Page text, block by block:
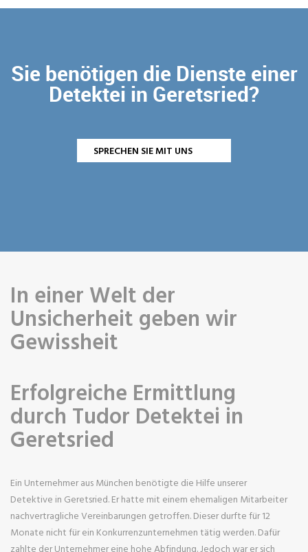
Sie benötigen die Dienste einer
Detektei in Geretsried?
SPRECHEN SIE MIT UNS
In einer Welt der
Unsicherheit geben wir
Gewissheit
Erfolgreiche Ermittlung
durch Tudor Detektei in
Geretsried
Ein Unternehmer aus München benötigte die Hilfe unserer
Detektive in Geretsried. Er hatte mit einem ehemaligen Mitarbeiter
nachvertragliche Vereinbarungen getroffen. Dieser durfte für 12
Monate nicht für ein Konkurrenzunternehmen tätig werden. Dafür
zahlte der Unternehmer eine hohe Abfindung. Jedoch war er sich